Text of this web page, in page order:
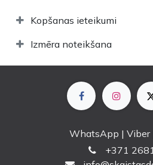
Kopšanas ieteikumi
Izmēra noteikšana
WhatsApp | Viber
+371